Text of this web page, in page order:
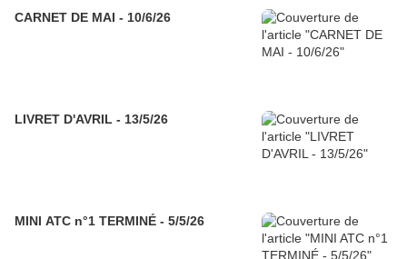
CARNET DE MAI - 10/6/26
LIVRET D'AVRIL - 13/5/26
MINI ATC n°1 TERMINÉ - 5/5/26